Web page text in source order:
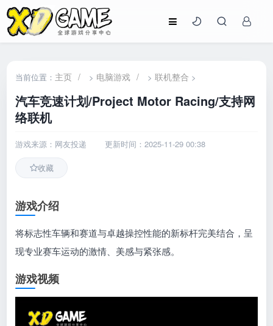
当前位置： 主页 / > 电脑游戏 / >联机整合 >
汽车竞速计划/Project Motor Racing/支持网
络联机
游戏来源：网友投递 更新时间：2025-11-29 00:38
收藏
游戏介绍
将标志性车辆和赛道与卓越操控性能的新标杆完美结合，呈
现专业赛车运动的激情、美感与紧张感。
游戏视频